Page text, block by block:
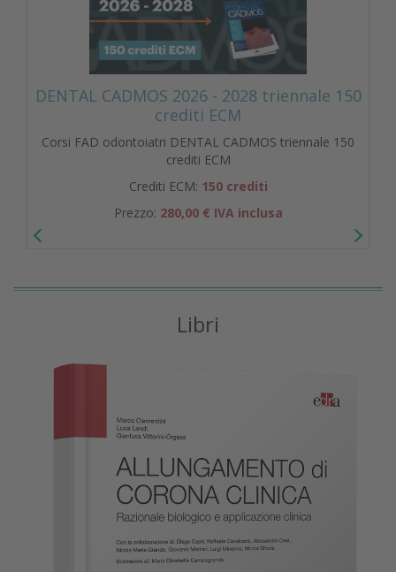
DENTAL CADMOS 2026 - 2028 triennale 150
crediti ECM
Corsi FAD odontoiatri DENTAL CADMOS triennale 150
crediti ECM
Crediti ECM: 150 crediti
Prezzo: 280,00 € IVA inclusa
Libri